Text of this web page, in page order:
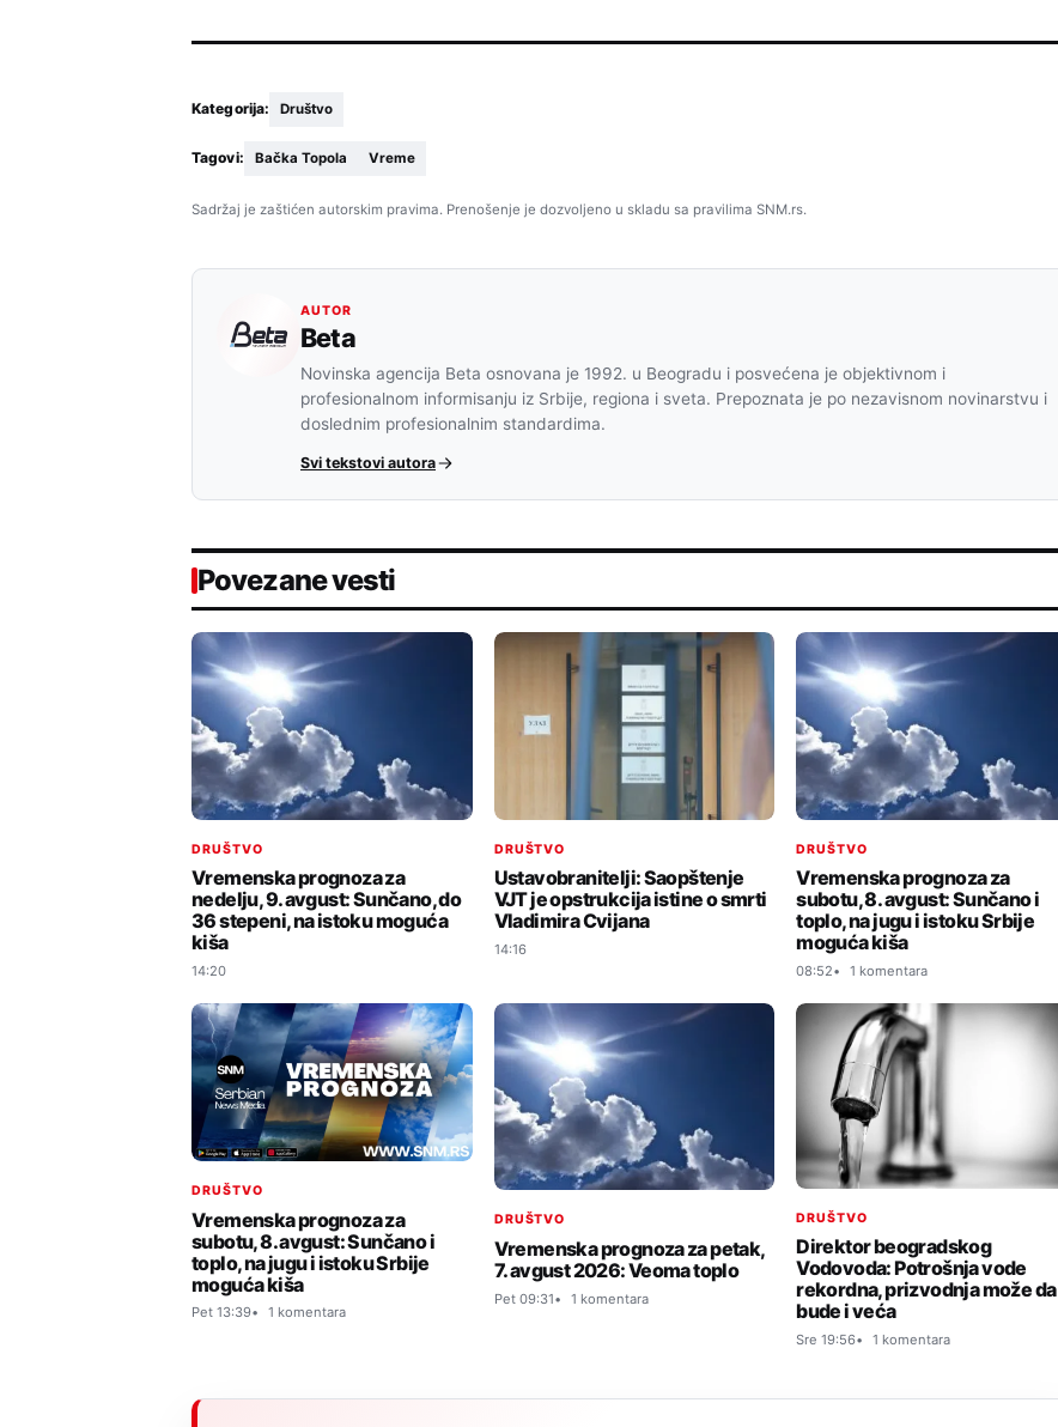
Kategorija: Društvo
Tagovi: Bačka Topola Vreme
Sadržaj je zaštićen autorskim pravima. Prenošenje je dozvoljeno u skladu sa pravilima SNM.rs.
AUTOR
Beta
Novinska agencija Beta osnovana je 1992. u Beogradu i posvećena je objektivnom i
profesionalnom informisanju iz Srbije, regiona i sveta. Prepoznata je po nezavisnom novinarstvu i
doslednim profesionalnim standardima.
Svi tekstovi autora
Povezane vesti
DRUŠTVO
Vremenska prognoza za
nedelju, 9. avgust: Sunčano, do
36 stepeni, na istoku moguća
kiša
14:20
DRUŠTVO
Ustavobranitelji: Saopštenje
VJT je opstrukcija istine o smrti
Vladimira Cvijana
14:16
DRUŠTVO
Vremenska prognoza za
subotu, 8. avgust: Sunčano i
toplo, na jugu i istoku Srbije
moguća kiša
08:52 1 komentara
DRUŠTVO
Vremenska prognoza za
subotu, 8. avgust: Sunčano i
toplo, na jugu i istoku Srbije
moguća kiša
Pet 13:39 1 komentara
DRUŠTVO
Vremenska prognoza za petak,
7. avgust 2026: Veoma toplo
Pet 09:31 1 komentara
DRUŠTVO
Direktor beogradskog
Vodovoda: Potrošnja vode
rekordna, prizvodnja može da
bude i veća
Sre 19:56 1 komentara